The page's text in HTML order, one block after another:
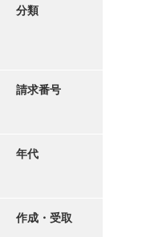
写真・絵はがき
分類
請求番号
年代
作成・受取